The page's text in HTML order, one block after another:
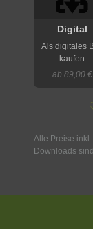
Digital
Als digitales
kaufen
ab 89,00 €
Alle Preise
Downloads